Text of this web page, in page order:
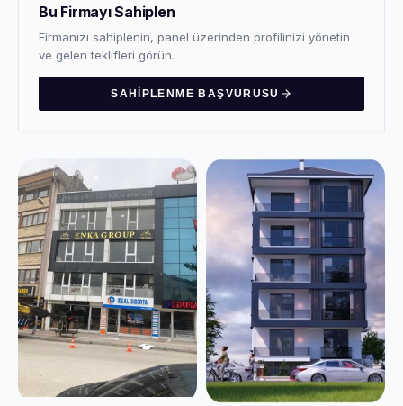
Bu Firmayı Sahiplen
Firmanızı sahiplenin, panel üzerinden profilinizi yönetin
ve gelen teklifleri görün.
SAHIPLENME BAŞVURUSU